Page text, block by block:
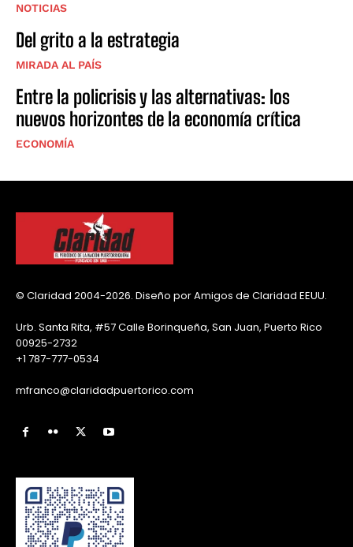
NOTICIAS
Del grito a la estrategia
MIRADA AL PAÍS
Entre la policrisis y las alternativas: los
nuevos horizontes de la economía crítica
ECONOMÍA
© Claridad 2004-2026. Diseño por Amigos de Claridad EEUU.
Urb. Santa Rita, #57 Calle Borinqueña, San Juan, Puerto Rico
00925-2732
+1 787-777-0534
mfranco@claridadpuertorico.com